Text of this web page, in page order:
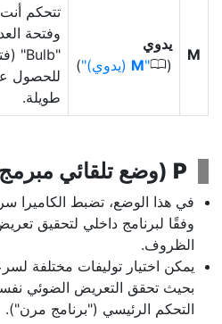
M
يدوي
(
0
M (يدوي) )
تتحكم
وفتحة
للحصول
طويلة.
P
(وضع تلقائي مبرمج
في هذا الوضع، تضبط الكاميرا
وفقًا لبرنامج داخلي لتحقيق
الظروف.
يمكن اختيار توليفات مختلفة
بحيث تحقق التعريض الضوئي
التحكم الرئيسي ("برنامج مرن").